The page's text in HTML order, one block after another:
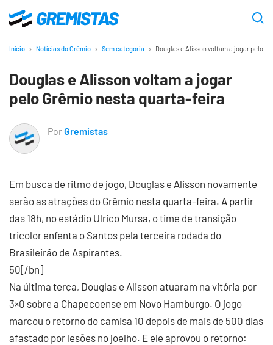
para
principal
Gremistas
Início Notícias do Grêmio Sem categoria Douglas e Alisson voltam a jogar pelo
Douglas e Alisson voltam a jogar
pelo Grêmio nesta quarta-feira
PorGremistas
Em busca de ritmo de jogo, Douglas e Alisson novamente
serão as atrações do Grêmio nesta quarta-feira. A partir
das 18h, no estádio Ulrico Mursa, o time de transição
tricolor enfenta o Santos pela terceira rodada do
Brasileirão de Aspirantes.
50[/bn]
Na última terça, Douglas e Alisson atuaram na vitória por
3×0 sobre a Chapecoense em Novo Hamburgo. O jogo
marcou o retorno do camisa 10 depois de mais de 500 dias
afastado por lesões no joelho. E ele aprovou o retorno: